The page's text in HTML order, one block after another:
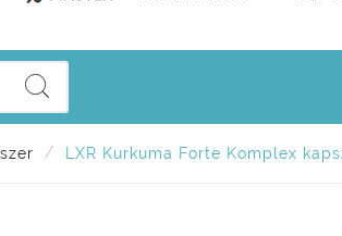
LXR Kurkuma Forte Komplex